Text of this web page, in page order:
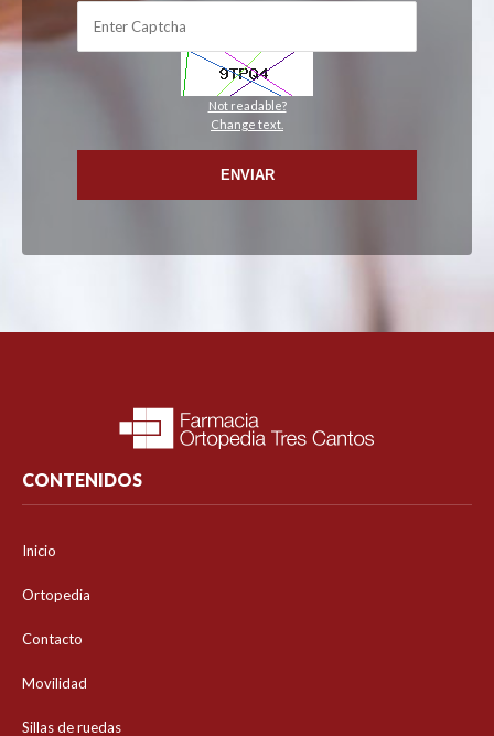
Not readable?
Change text.
ENVIAR
CONTENIDOS
Inicio
Ortopedia
Contacto
Movilidad
Sillas de ruedas